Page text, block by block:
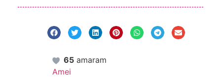
65 amaram
Amei